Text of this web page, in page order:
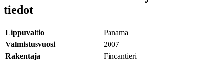
tiedot
Lippuvaltio
Panama
Valmistusvuosi
2007
Rakentaja
Fincantieri